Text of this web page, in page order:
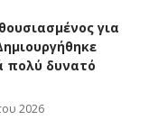
για
πολύ δυνατό
2026